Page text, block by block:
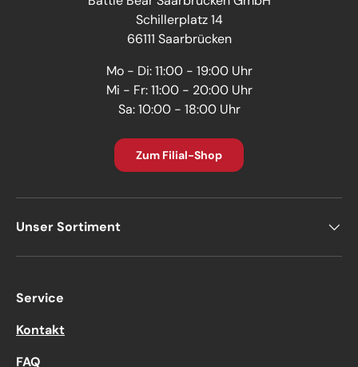
Schillerplatz 14
66111 Saarbrücken
Mo - Di: 11:00 - 19:00 Uhr
Mi - Fr: 11:00 - 20:00 Uhr
Sa: 10:00 - 18:00 Uhr
Zum Filial-Shop
Unser Sortiment
Service
Kontakt
FAQ